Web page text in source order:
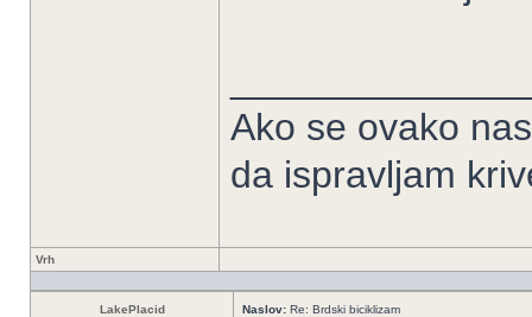
Ako se ovako
da ispravljam
Vrh
LakePlacid Naslov: Re: Brdski biciklizam